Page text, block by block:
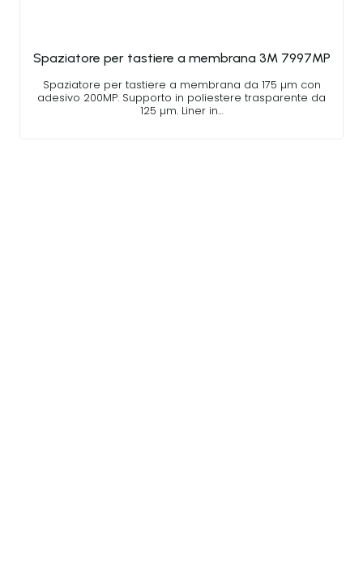
Spaziatore per tastiere a membrana 3M 7997MP
Spaziatore per tastiere a membrana da 175 µm con
adesivo 200MP. Supporto in poliestere trasparente da
125 µm. Liner in…